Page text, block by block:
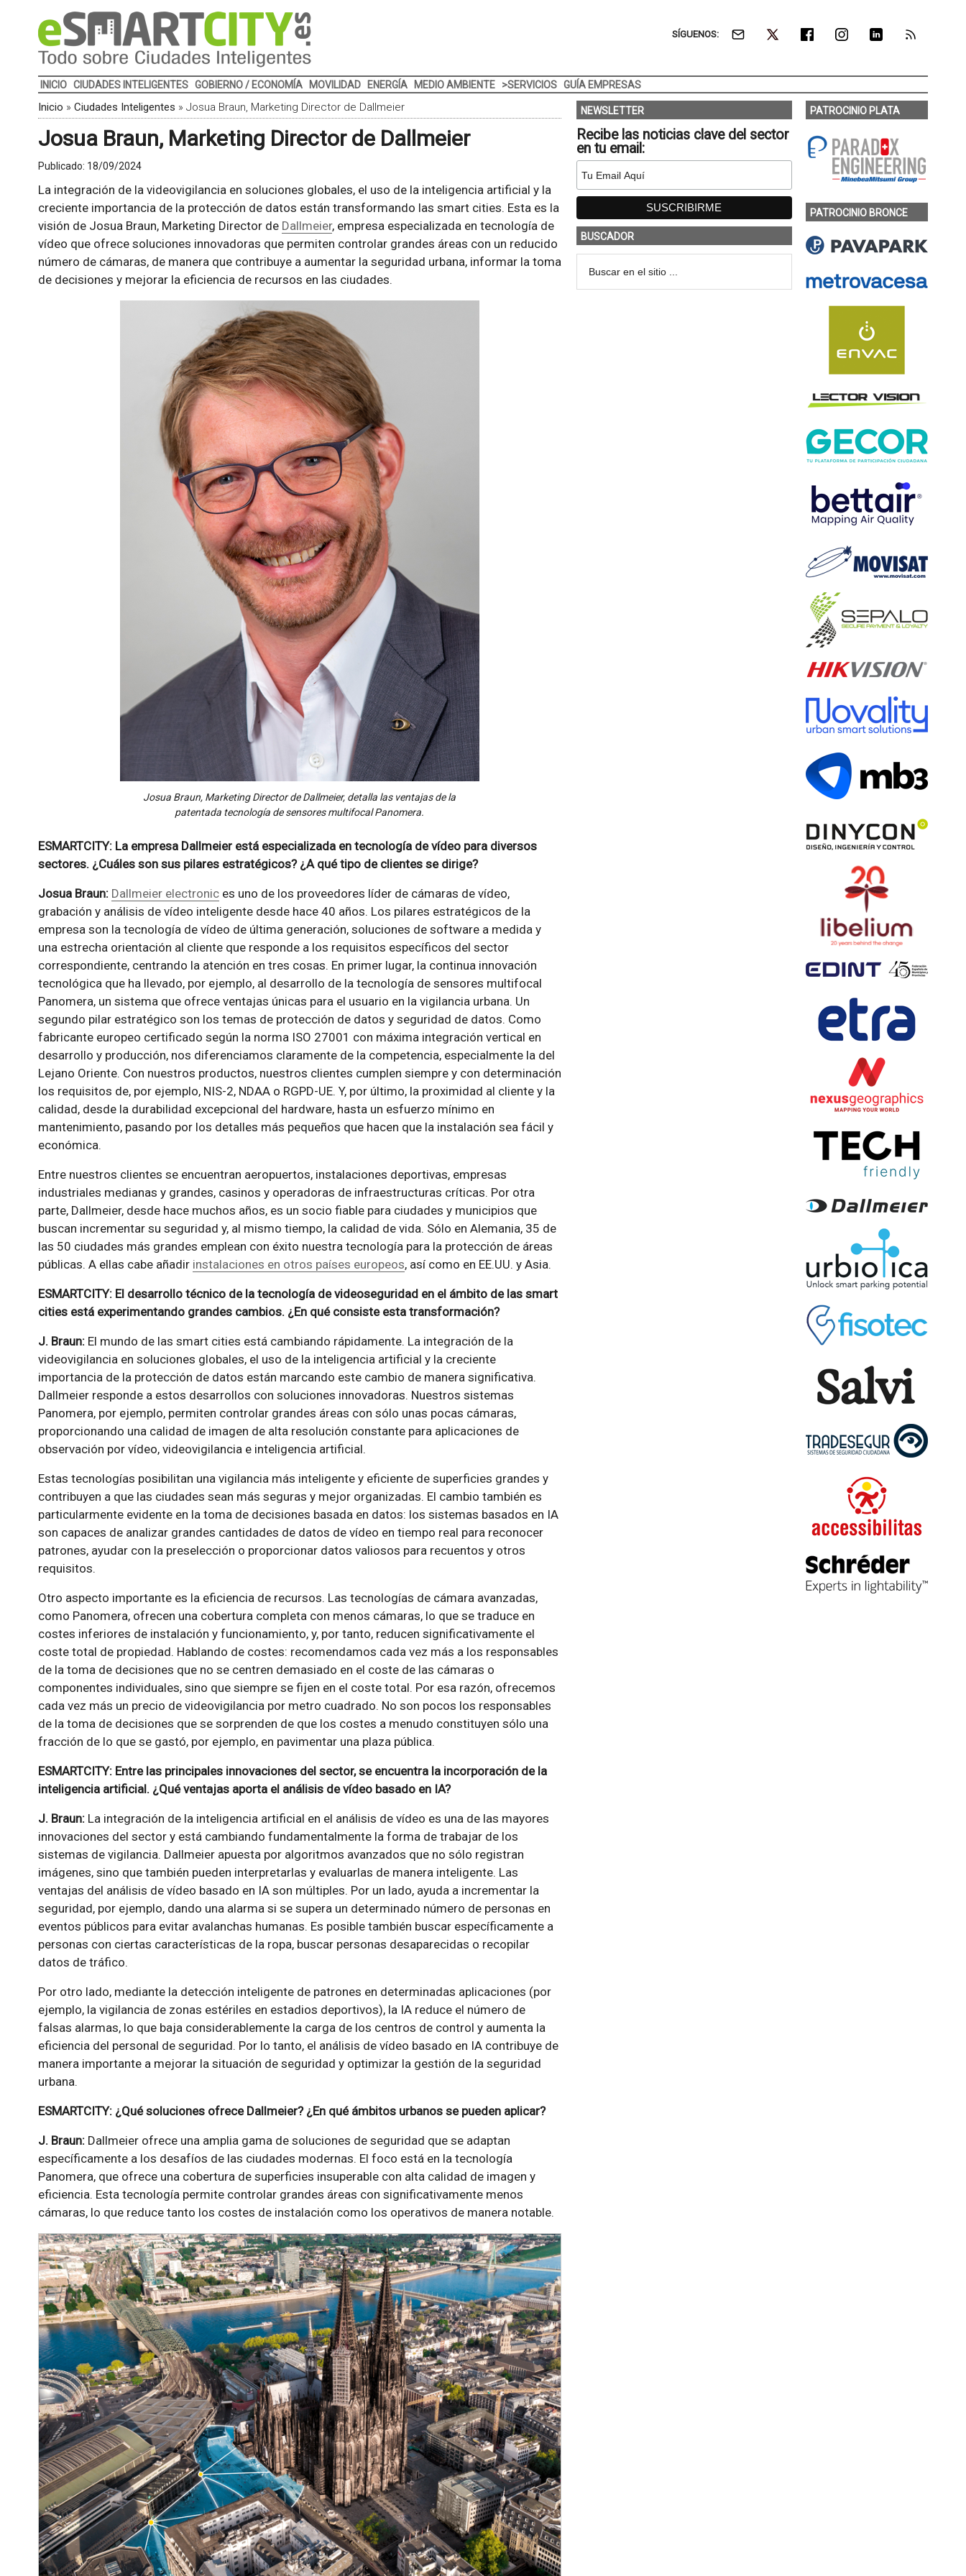
SÍGUENOS:
INICIO CIUDADES INTELIGENTES GOBIERNO / ECONOMÍA MOVILIDAD ENERGÍA MEDIO AMBIENTE >SERVICIOS GUÍA EMPRESAS
Inicio » Ciudades Inteligentes » Josua Braun, Marketing Director de Dallmeier
Josua Braun, Marketing Director de Dallmeier
Publicado: 18/09/2024
La integración de la videovigilancia en soluciones globales, el uso de la inteligencia artificial y la
creciente importancia de la protección de datos están transformando las smart cities. Esta es la
visión de Josua Braun, Marketing Director de Dallmeier, empresa especializada en tecnología de
vídeo que ofrece soluciones innovadoras que permiten controlar grandes áreas con un reducido
número de cámaras, de manera que contribuye a aumentar la seguridad urbana, informar la toma
de decisiones y mejorar la eficiencia de recursos en las ciudades.
Josua Braun, Marketing Director de Dallmeier, detalla las ventajas de la
patentada tecnología de sensores multifocal Panomera.
ESMARTCITY: La empresa Dallmeier está especializada en tecnología de vídeo para diversos
sectores. ¿Cuáles son sus pilares estratégicos? ¿A qué tipo de clientes se dirige?
Josua Braun: Dallmeier electronices uno de los proveedores líder de cámaras de vídeo,
grabación y análisis de vídeo inteligente desde hace 40 años. Los pilares estratégicos de la
empresa son la tecnología de vídeo de última generación, soluciones de software a medida y
una estrecha orientación al cliente que responde a los requisitos específicos del sector
correspondiente, centrando la atención en tres cosas. En primer lugar, la continua innovación
tecnológica que ha llevado, por ejemplo, al desarrollo de la tecnología de sensores multifocal
Panomera, un sistema que ofrece ventajas únicas para el usuario en la vigilancia urbana. Un
segundo pilar estratégico son los temas de protección de datos y seguridad de datos. Como
fabricante europeo certificado según la norma ISO 27001 con máxima integración vertical en
desarrollo y producción, nos diferenciamos claramente de la competencia, especialmente la del
Lejano Oriente. Con nuestros productos, nuestros clientes cumplen siempre y con determinación
los requisitos de, por ejemplo, NIS-2, NDAA o RGPD-UE. Y, por último, la proximidad al cliente y la
calidad, desde la durabilidad excepcional del hardware, hasta un esfuerzo mínimo en
mantenimiento, pasando por los detalles más pequeños que hacen que la instalación sea fácil y
económica.
Entre nuestros clientes se encuentran aeropuertos, instalaciones deportivas, empresas
industriales medianas y grandes, casinos y operadoras de infraestructuras críticas. Por otra
parte, Dallmeier, desde hace muchos años, es un socio fiable para ciudades y municipios que
buscan incrementar su seguridad y, al mismo tiempo, la calidad de vida. Sólo en Alemania, 35 de
las 50 ciudades más grandes emplean con éxito nuestra tecnología para la protección de áreas
públicas. A ellas cabe añadir instalaciones en otros países europeos, así como en EE.UU. y Asia.
ESMARTCITY: El desarrollo técnico de la tecnología de videoseguridad en el ámbito de las smart
cities está experimentando grandes cambios. ¿En qué consiste esta transformación?
J. Braun:El mundo de las smart cities está cambiando rápidamente. La integración de la
videovigilancia en soluciones globales, el uso de la inteligencia artificial y la creciente
importancia de la protección de datos están marcando este cambio de manera significativa.
Dallmeier responde a estos desarrollos con soluciones innovadoras. Nuestros sistemas
Panomera, por ejemplo, permiten controlar grandes áreas con sólo unas pocas cámaras,
proporcionando una calidad de imagen de alta resolución constante para aplicaciones de
observación por vídeo, videovigilancia e inteligencia artificial.
Estas tecnologías posibilitan una vigilancia más inteligente y eficiente de superficies grandes y
contribuyen a que las ciudades sean más seguras y mejor organizadas. El cambio también es
particularmente evidente en la toma de decisiones basada en datos: los sistemas basados en IA
son capaces de analizar grandes cantidades de datos de vídeo en tiempo real para reconocer
patrones, ayudar con la preselección o proporcionar datos valiosos para recuentos y otros
requisitos.
Otro aspecto importante es la eficiencia de recursos. Las tecnologías de cámara avanzadas,
como Panomera, ofrecen una cobertura completa con menos cámaras, lo que se traduce en
costes inferiores de instalación y funcionamiento, y, por tanto, reducen significativamente el
coste total de propiedad. Hablando de costes: recomendamos cada vez más a los responsables
de la toma de decisiones que no se centren demasiado en el coste de las cámaras o
componentes individuales, sino que siempre se fijen en el coste total. Por esa razón, ofrecemos
cada vez más un precio de videovigilancia por metro cuadrado. No son pocos los responsables
de la toma de decisiones que se sorprenden de que los costes a menudo constituyen sólo una
fracción de lo que se gastó, por ejemplo, en pavimentar una plaza pública.
ESMARTCITY: Entre las principales innovaciones del sector, se encuentra la incorporación de la
inteligencia artificial. ¿Qué ventajas aporta el análisis de vídeo basado en IA?
J. Braun:La integración de la inteligencia artificial en el análisis de vídeo es una de las mayores
innovaciones del sector y está cambiando fundamentalmente la forma de trabajar de los
sistemas de vigilancia. Dallmeier apuesta por algoritmos avanzados que no sólo registran
imágenes, sino que también pueden interpretarlas y evaluarlas de manera inteligente. Las
ventajas del análisis de vídeo basado en IA son múltiples. Por un lado, ayuda a incrementar la
seguridad, por ejemplo, dando una alarma si se supera un determinado número de personas en
eventos públicos para evitar avalanchas humanas. Es posible también buscar específicamente a
personas con ciertas características de la ropa, buscar personas desaparecidas o recopilar
datos de tráfico.
Por otro lado, mediante la detección inteligente de patrones en determinadas aplicaciones (por
ejemplo, la vigilancia de zonas estériles en estadios deportivos), la IA reduce el número de
falsas alarmas, lo que baja considerablemente la carga de los centros de control y aumenta la
eficiencia del personal de seguridad. Por lo tanto, el análisis de vídeo basado en IA contribuye de
manera importante a mejorar la situación de seguridad y optimizar la gestión de la seguridad
urbana.
ESMARTCITY: ¿Qué soluciones ofrece Dallmeier? ¿En qué ámbitos urbanos se pueden aplicar?
J. Braun:Dallmeier ofrece una amplia gama de soluciones de seguridad que se adaptan
específicamente a los desafíos de las ciudades modernas. El foco está en la tecnología
Panomera, que ofrece una cobertura de superficies insuperable con alta calidad de imagen y
eficiencia. Esta tecnología permite controlar grandes áreas con significativamente menos
cámaras, lo que reduce tanto los costes de instalación como los operativos de manera notable.
NEWSLETTER
Recibe las noticias clave del sector
en tu email:
BUSCADOR
PATROCINIO PLATA
PATROCINIO BRONCE